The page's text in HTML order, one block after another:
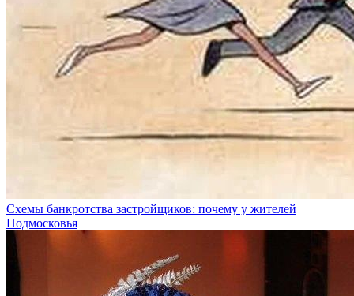
Схемы банкротства застройщиков: почему у жителей
Подмосковья